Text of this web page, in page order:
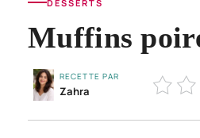
DESSERTS
Muffins
RECETTE PAR
Zahra